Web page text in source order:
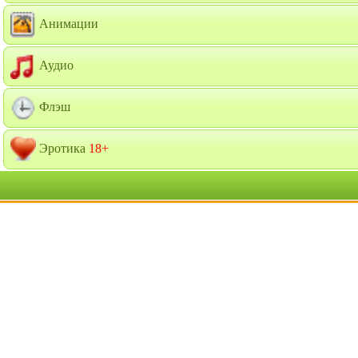
Анимации
Аудио
Флэш
Эротика 18+